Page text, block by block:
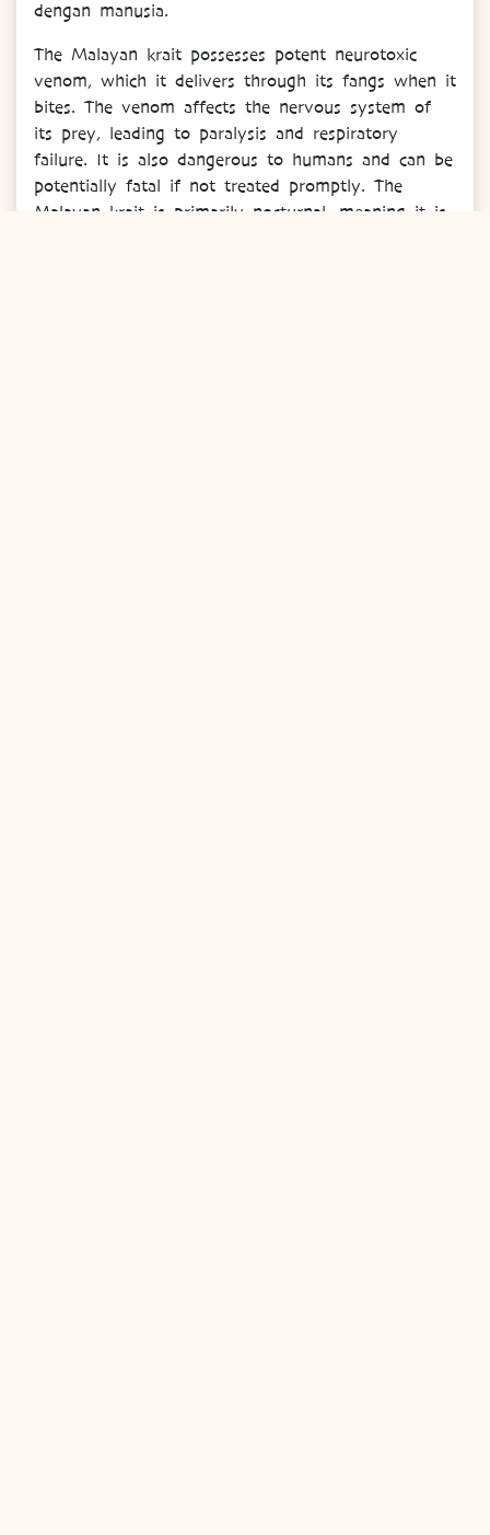
dengan manusia.
The Malayan krait possesses potent neurotoxic
venom, which it delivers through its fangs when it
bites. The venom affects the nervous system of
its prey, leading to paralysis and respiratory
failure. It is also dangerous to humans and can be
potentially fatal if not treated promptly. The
Malayan krait is primarily nocturnal, meaning it is